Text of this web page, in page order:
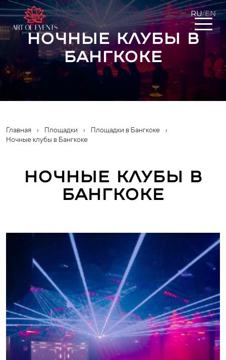
RU/EN
Ночные клубы в
Бангкоке
Главная › Площадки › Площадки в Бангкоке
›
Ночные клубы в Бангкоке
Ночные клубы в
Бангкоке